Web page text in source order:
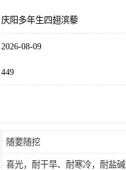
庆阳多年生四翅滨藜
2026-08-09
449
随要随挖
喜光，耐干旱、耐寒冷，耐盐碱